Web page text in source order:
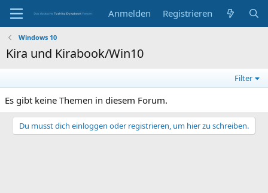
Anmelden Registrieren
Windows 10
Kira und Kirabook/Win10
Filter
Es gibt keine Themen in diesem Forum.
Du musst dich einloggen oder registrieren, um hier zu schreiben.